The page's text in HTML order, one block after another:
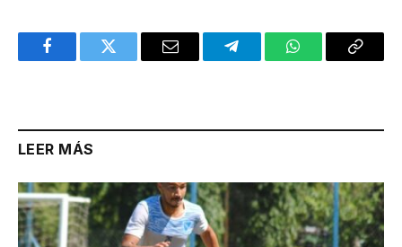
FacebookTwitter Email TelegramWhatsAppCopy
LEER MÁS